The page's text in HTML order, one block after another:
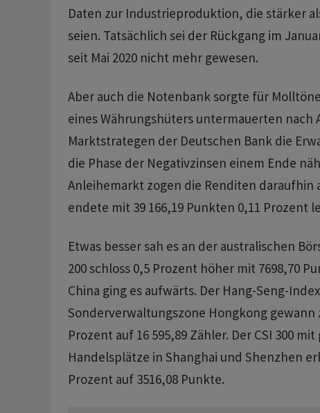
Daten zur Industrieproduktion, die stärker
seien. Tatsächlich sei der Rückgang im
seit Mai 2020 nicht mehr gewesen.
Aber auch die Notenbank sorgte für
eines Währungshüters untermauerten nach
Marktstrategen der Deutschen Bank die
die Phase der Negativzinsen einem Ende
Anleihemarkt zogen die Renditen daraufhin
endete mit 39 166,19 Punkten 0,11 Prozent
Etwas besser sah es an der australischen
200 schloss 0,5 Prozent höher mit 7698,70
China ging es aufwärts. Der Hang-Seng-
Sonderverwaltungszone Hongkong gewann
Prozent auf 16 595,89 Zähler. Der CSI 300
Handelsplätze in Shanghai und Shenzhen
Prozent auf 3516,08 Punkte.